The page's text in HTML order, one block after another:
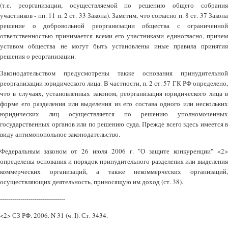
(т.е. реорганизации, осуществляемой по решению общего собрания
участников - пп. 11 п. 2 ст. 33 Закона). Заметим, что согласно п. 8 ст. 37 Закона
решение о добровольной реорганизации общества с ограниченной
ответственностью принимается всеми его участниками единогласно, причем
уставом общества не могут быть установлены иные правила принятия
решения о реорганизации.
Законодательством предусмотрены также основания принудительной
реорганизации юридического лица. В частности, п. 2 ст. 57 ГК РФ определено,
что в случаях, установленных законом, реорганизация юридического лица в
форме его разделения или выделения из его состава одного или нескольких
юридических лиц осуществляется по решению уполномоченных
государственных органов или по решению суда. Прежде всего здесь имеется в
виду антимонопольное законодательство.
Федеральным законом от 26 июля 2006 г. "О защите конкуренции" <2>
определены основания и порядок принудительного разделения или выделения
коммерческих организаций, а также некоммерческих организаций,
осуществляющих деятельность, приносящую им доход (ст. 38).
--------------------------------
<2> СЗ РФ. 2006. N 31 (ч. I). Ст. 3434.